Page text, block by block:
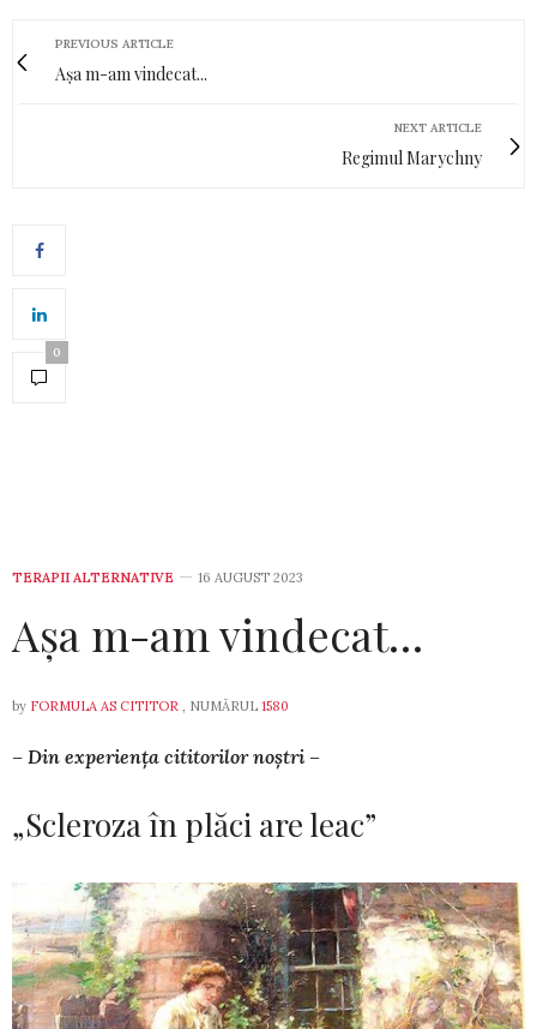
PREVIOUS ARTICLE
Așa m-am vindecat...
NEXT ARTICLE
Regimul Marychny
0
TERAPII ALTERNATIVE 16 AUGUST 2023
Așa m-am vindecat…
by FORMULA AS CITITOR , NUMĂRUL 1580
– Din experiența cititorilor noștri –
„Scleroza în plăci are leac”